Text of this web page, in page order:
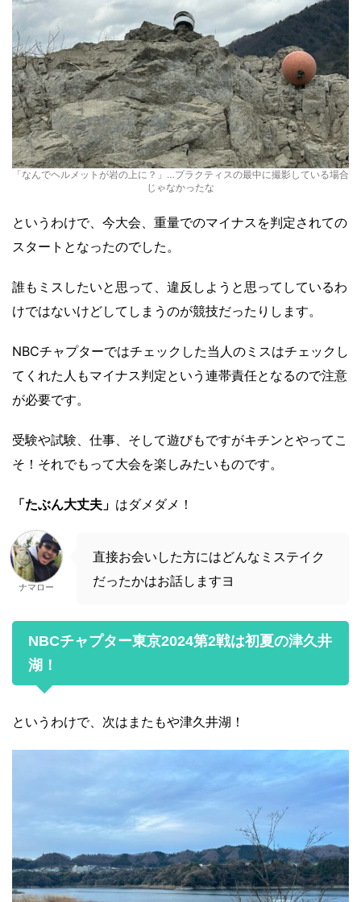
「なんでヘルメットが岩の上に？」…プラクティスの最中に撮影している場合
じゃなかったな
というわけで、今大会、重量でのマイナスを判定されての
スタートとなったのでした。
誰もミスしたいと思って、違反しようと思ってしているわ
けではないけどしてしまうのが競技だったりします。
NBCチャプターではチェックした当人のミスはチェックし
てくれた人もマイナス判定という連帯責任となるので注意
が必要です。
受験や試験、仕事、そして遊びもですがキチンとやってこ
そ！それでもって大会を楽しみたいものです。
「たぶん大丈夫」 はダメダメ！
ナマロー
直接お会いした方にはどんなミステイク
だったかはお話しますヨ
NBCチャプター東京2024第2戦は初夏の津久井
湖！
というわけで、次はまたもや津久井湖！